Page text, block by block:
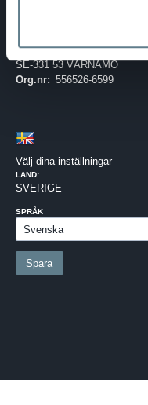
Adress: Silkesvägen 27
SE-331 53 VÄRNAMO
Org.nr: 556526-6599
Välj dina inställningar
LAND:
SVERIGE
SPRÅK